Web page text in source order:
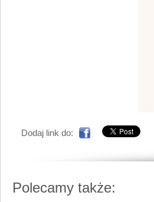
Dodaj link do:
Polecamy także: